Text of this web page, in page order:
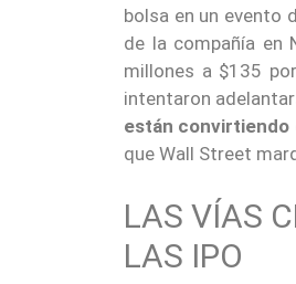
bolsa en un evento
de la compañía en
millones a $135
intentaron
están convirtiendo
que Wall Street
LAS VÍAS
LAS IPO